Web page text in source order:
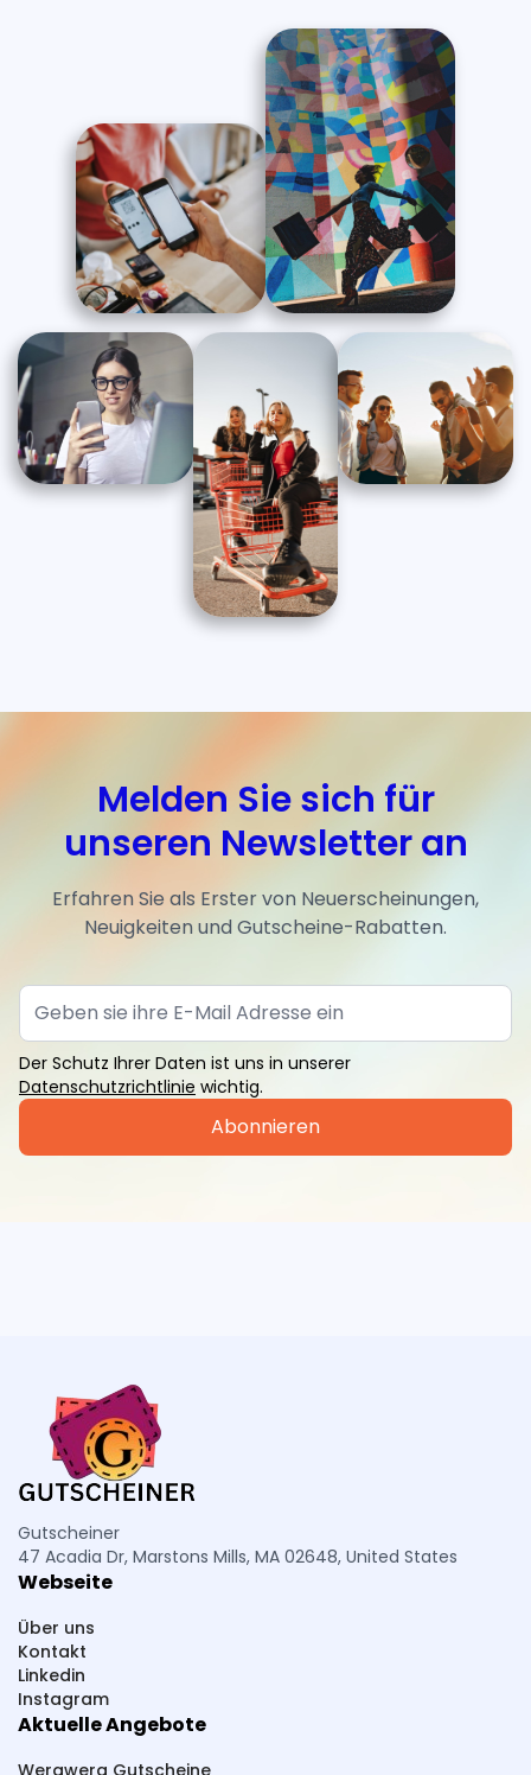
Melden Sie sich für
unseren Newsletter an
Erfahren Sie als Erster von Neuerscheinungen,
Neuigkeiten und Gutscheine-Rabatten.
Der Schutz Ihrer Daten ist uns in unserer
Datenschutzrichtlinie wichtig.
Abonnieren
Gutscheiner
47 Acadia Dr, Marstons Mills, MA 02648, United States
Webseite
Über uns
Kontakt
Linkedin
Instagram
Aktuelle Angebote
Werawera Gutscheine